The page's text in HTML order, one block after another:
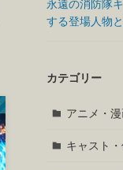
永遠の消防隊
する登場人物
カテゴリー
アニメ・
キャスト